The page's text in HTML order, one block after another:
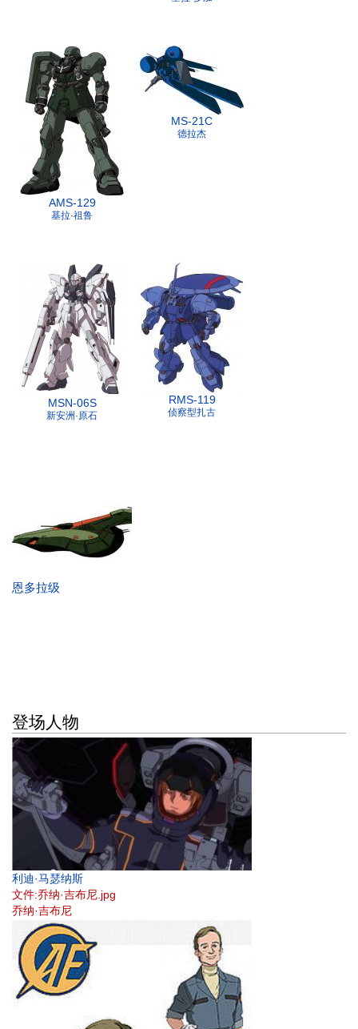
AMS-129
基拉·祖鲁
MS-21C
德拉杰
MSN-06S
新安洲·原石
RMS-119
侦察型扎古
恩多拉级
登场人物
利迪·马瑟纳斯
文件:乔纳·吉布尼.jpg
乔纳·吉布尼